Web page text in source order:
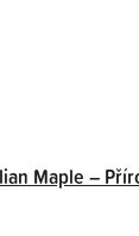
Maple –